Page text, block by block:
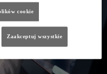
cookie
Zaakceptuj wszystkie